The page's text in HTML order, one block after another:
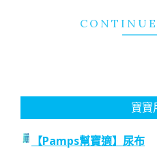
寶寶
【Pamps幫寶適】尿布